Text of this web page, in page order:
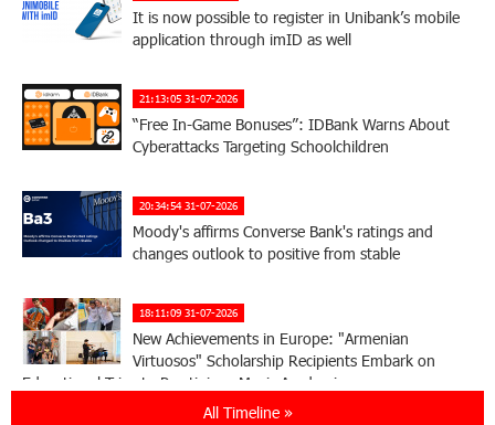
It is now possible to register in Unibank’s mobile
application through imID as well
21:13:05 31-07-2026
“Free In-Game Bonuses”: IDBank Warns About
Cyberattacks Targeting Schoolchildren
20:34:54 31-07-2026
Moody's affirms Converse Bank's ratings and
changes outlook to positive from stable
18:11:09 31-07-2026
New Achievements in Europe: "Armenian
Virtuosos" Scholarship Recipients Embark on
Educational Trips to Prestigious Music Academies
All Timeline »